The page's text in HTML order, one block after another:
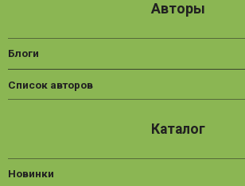
Авторы
Блоги
Список авторов
Каталог
Новинки